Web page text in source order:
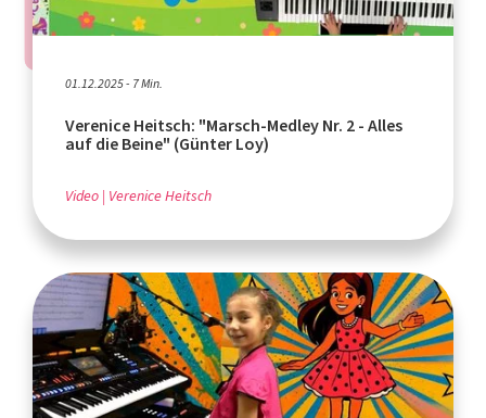
01.12.2025 - 7 Min.
Verenice Heitsch: "Marsch-Medley Nr. 2 - Alles
auf die Beine" (Günter Loy)
Video Verenice Heitsch